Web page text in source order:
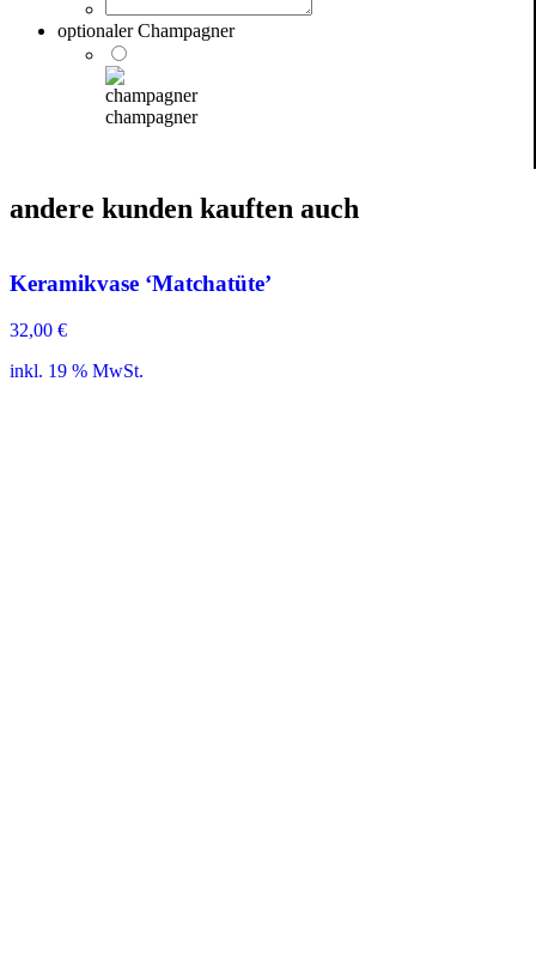
optionaler Champagner
champagner
andere kunden kauften auch
Keramikvase ‘Matchatüte’
32,00 €
inkl. 19 % MwSt.